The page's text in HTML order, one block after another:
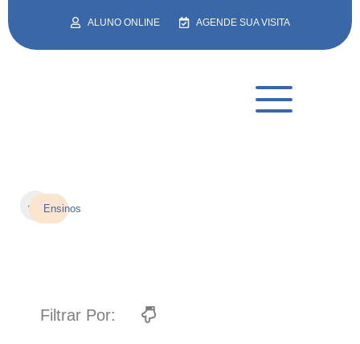
ALUNO ONLINE AGENDE SUA VISITA
Ensinos
Filtrar Por: